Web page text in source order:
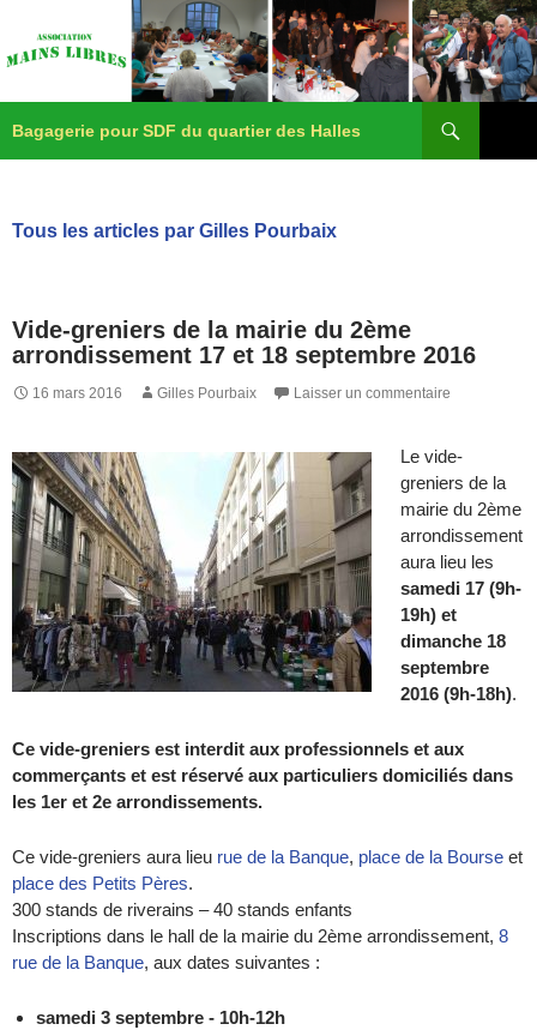
Bagagerie pour SDF du quartier des Halles
Aller
Tous les articles par Gilles Pourbaix
Vide-greniers de la mairie du 2ème
arrondissement 17 et 18 septembre 2016
16 mars 2016 Gilles Pourbaix Laisser un commentaire
Le vide-
greniers de la
mairie du 2ème
arrondissement
aura lieu les
samedi 17 (9h-
19h) et
dimanche 18
septembre
2016 (9h-18h).
Ce vide-greniers est interdit aux professionnels et aux
commerçants et est réservé aux particuliers domiciliés dans
les 1er et 2e arrondissements.
Ce vide-greniers aura lieu rue de la Banque, place de la Bourse et
place des Petits Pères.
300 stands de riverains – 40 stands enfants
Inscriptions dans le hall de la mairie du 2ème arrondissement, 8
rue de la Banque, aux dates suivantes :
samedi 3 septembre - 10h-12h